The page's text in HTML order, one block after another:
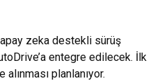
zeka destekli sürüş
entegre edilecek. İlk
planlanıyor.